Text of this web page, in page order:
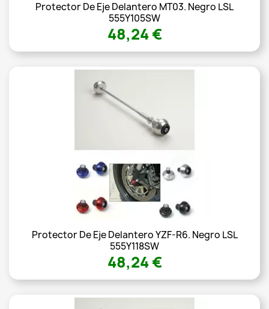
Protector De Eje Delantero MT03. Negro LSL
555Y105SW
48,24 €
Protector De Eje Delantero YZF-R6. Negro LSL
555Y118SW
48,24 €